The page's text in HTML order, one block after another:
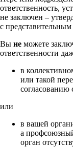
ответственность,
не заключен –
с
Вы не можете
ответственности
в
или такой
согласованию
или
в вашей
а
орган